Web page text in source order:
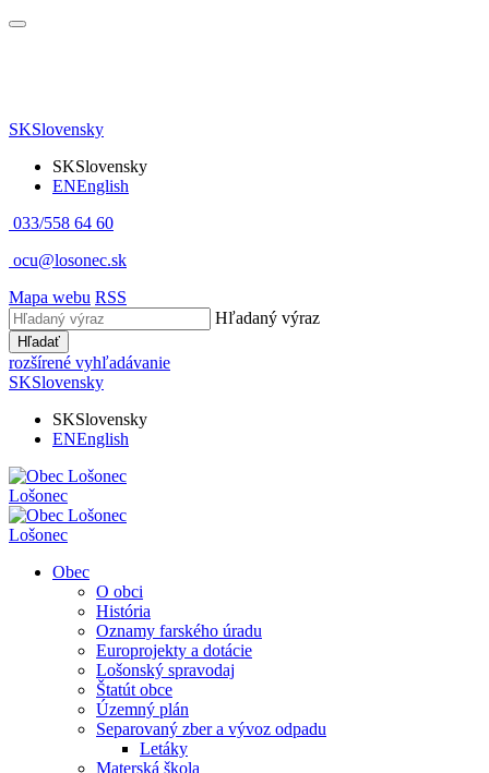
SKSlovensky
SKSlovensky
ENEnglish
033/558 64 60
ocu@losonec.sk
Mapa webu RSS
Hľadaný výraz
Hľadať
rozšírené vyhľadávanie
SKSlovensky
SKSlovensky
ENEnglish
Lošonec
Lošonec
Obec
O obci
História
Oznamy farského úradu
Europrojekty a dotácie
Lošonský spravodaj
Štatút obce
Územný plán
Separovaný zber a vývoz odpadu
Letáky
Materská škola